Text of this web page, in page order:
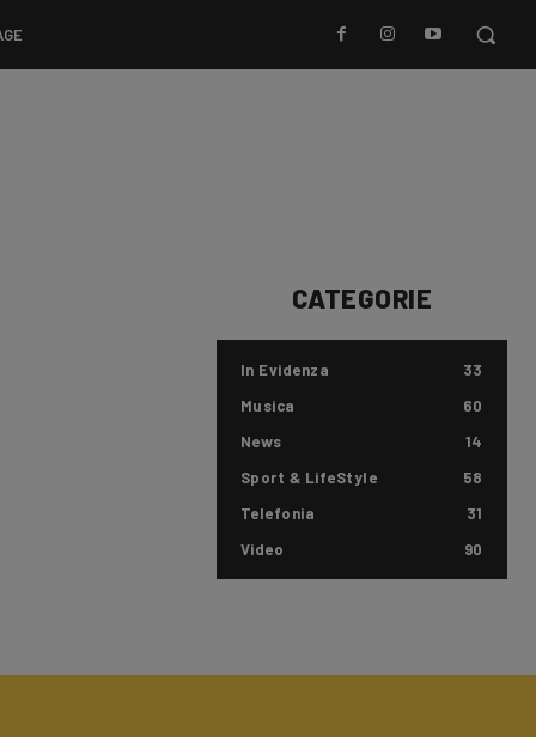
CATEGORIE
In Evidenza
33
Musica
60
News
14
Sport & LifeStyle
58
Telefonia
31
Video
90